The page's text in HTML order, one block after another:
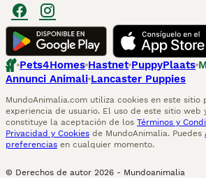
Pets4Homes Hastnet PuppyPlaats
Annunci Animali Lancaster Puppies
MundoAnimalia.com utiliza cookies en este sitio
experiencia de usuario. El uso de este sitio web
constituye la aceptación de los Términos y
Privacidad y Cookies de MundoAnimalia. Puedes
preferencias en cualquier momento.
© Derechos de autor 2026 - Mundoanimalia